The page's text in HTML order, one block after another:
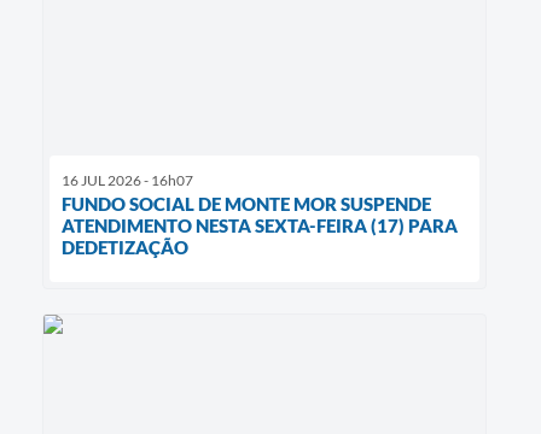
16 JUL 2026 - 16h07
FUNDO SOCIAL DE MONTE MOR SUSPENDE
ATENDIMENTO NESTA SEXTA-FEIRA (17) PARA
DEDETIZAÇÃO